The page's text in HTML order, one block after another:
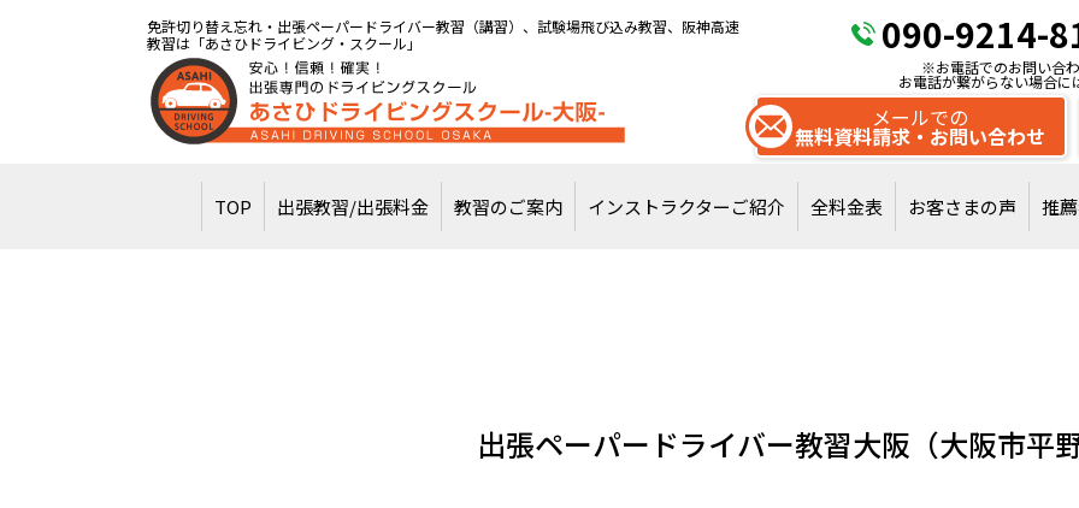
免許切り替え忘れ・出張ペーパードライバー教習（講習）、試験場飛び込み教習、阪神高速
教習は「あさひドライビング・スクール」
090-9214-
※お電話でのお問い合
お電話が繋がらない場合
メールでの
無料資料請求・お問い合わせ
TOP 出張教習/出張料金 教習のご案内 インストラクターご紹介 全料金表 お客さまの声 推
出張ペーパードライバー教習大阪（大阪市平